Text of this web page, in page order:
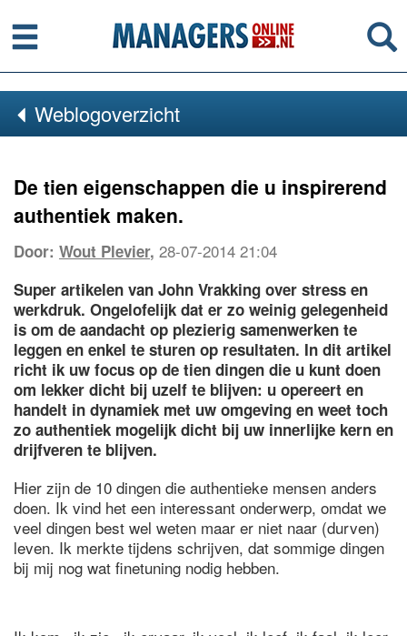
Menu
Weblogoverzicht
De tien eigenschappen die u inspirerend
authentiek maken.
Door: Wout Plevier, 28-07-2014 21:04
Super artikelen van John Vrakking over stress en
werkdruk. Ongelofelijk dat er zo weinig gelegenheid
is om de aandacht op plezierig samenwerken te
leggen en enkel te sturen op resultaten. In dit artikel
richt ik uw focus op de tien dingen die u kunt doen
om lekker dicht bij uzelf te blijven: u opereert en
handelt in dynamiek met uw omgeving en weet toch
zo authentiek mogelijk dicht bij uw innerlijke kern en
drijfveren te blijven.
Hier zijn de 10 dingen die authentieke mensen anders
doen. Ik vind het een interessant onderwerp, omdat we
veel dingen best wel weten maar er niet naar (durven)
leven. Ik merkte tijdens schrijven, dat sommige dingen
bij mij nog wat finetuning nodig hebben.